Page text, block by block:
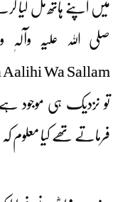
میں اپنے ہاتھ مل لیا
تو نزدیک ہی موجود
فرماتے تھے کیا معلوم